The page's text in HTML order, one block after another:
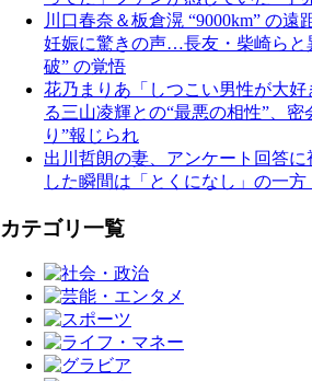
川口春奈＆板倉滉 “9000km” の遠
妊娠に驚きの声…長友・柴崎らと
破” の覚悟
花乃まりあ「しつこい男性が大
る三山凌輝との“最悪の相性”、密
り”報じられ
出川哲朗の妻、アンケート回答
した瞬間は「とくになし」の一方
カテゴリ一覧